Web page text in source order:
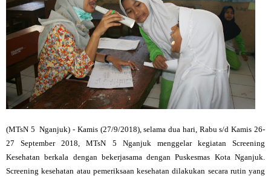
(MTsN 5 Nganjuk) - Kamis (27/9/2018), selama dua hari, Rabu s/d Kamis 26-
27 September 2018, MTsN 5 Nganjuk menggelar kegiatan Screening
Kesehatan berkala dengan bekerjasama dengan Puskesmas Kota Nganjuk.
Screening kesehatan atau pemeriksaan kesehatan dilakukan secara rutin yang